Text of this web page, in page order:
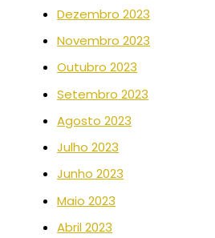
Dezembro 2023
Novembro 2023
Outubro 2023
Setembro 2023
Agosto 2023
Julho 2023
Junho 2023
Maio 2023
Abril 2023